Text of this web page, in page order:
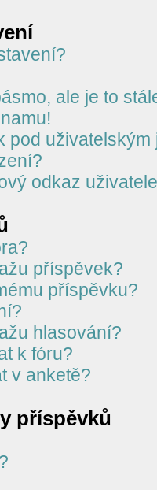
ale je to
pod uživatelským
odkaz
příspěvek?
příspěvku?
hlasování?
k fóru?
v anketě?
příspěvků